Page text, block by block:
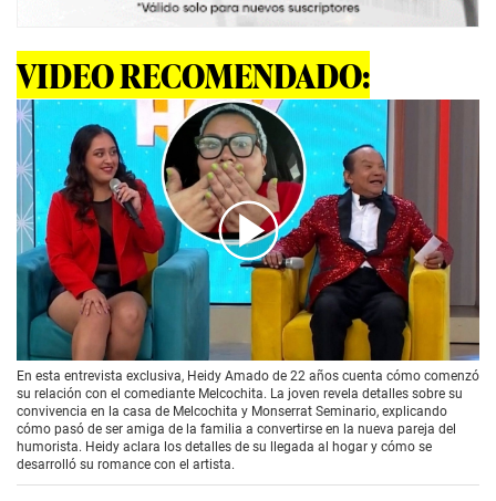
VIDEO RECOMENDADO:
00:00 03:46
En esta entrevista exclusiva, Heidy Amado de 22 años cuenta cómo comenzó
su relación con el comediante Melcochita. La joven revela detalles sobre su
convivencia en la casa de Melcochita y Monserrat Seminario, explicando
cómo pasó de ser amiga de la familia a convertirse en la nueva pareja del
humorista. Heidy aclara los detalles de su llegada al hogar y cómo se
desarrolló su romance con el artista.